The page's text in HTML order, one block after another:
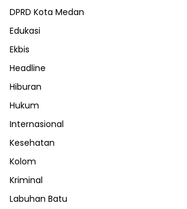
DPRD Kota Medan
Edukasi
Ekbis
Headline
Hiburan
Hukum
Internasional
Kesehatan
Kolom
Kriminal
Labuhan Batu